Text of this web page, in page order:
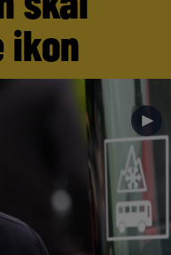
ikon
►